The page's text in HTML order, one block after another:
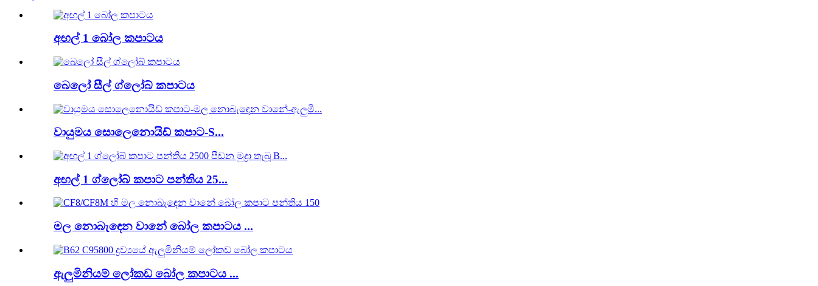
අඟල් 1 බෝල කපාටය
බෙලෝ සීල් ග්ලෝබ් කපාටය
වායුමය සොලෙනොයිඩ් කපාට-S...
අඟල් 1 ග්ලෝබ් කපාට පන්තිය 25...
මල නොබැඳෙන වානේ බෝල කපාටය ...
ඇලුමිනියම් ලෝකඩ බෝල කපාටය ...